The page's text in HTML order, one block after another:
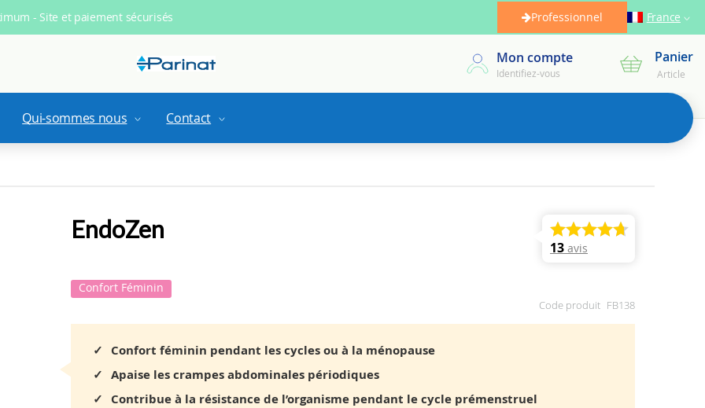
- Site et paiement sécurisés Professionnel France
Mon compte
Identifiez-vous Mon panier
Panier
Article
Qui-sommes nous Contact
EndoZen
13 avis
Confort Féminin
Code produit FB138
Confort féminin pendant les cycles ou à la ménopause
Apaise les crampes abdominales périodiques
Contribue à la résistance de l’organisme pendant le cycle prémenstruel